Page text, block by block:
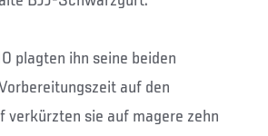
plagten ihn seine beiden
auf den
verkürzten sie auf magere zehn